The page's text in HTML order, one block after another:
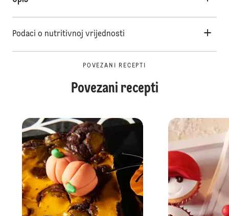
Podaci o nutritivnoj vrijednosti
POVEZANI RECEPTI
Povezani recepti